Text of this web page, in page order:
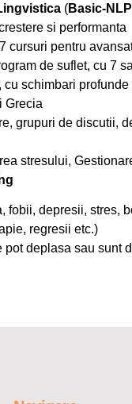
(Basic-NLP
si performanta
cursuri pentru
de suflet, cu 7
cu schimbari
Grecia
grupuri de discutii,
stresului,
depresii,
regresii etc.)
deplasa sau